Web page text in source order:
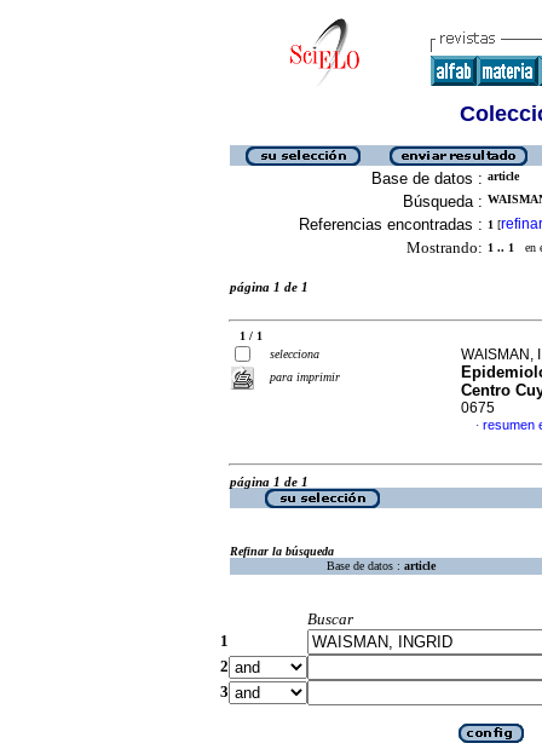
Base de datos : article
Búsqueda :
Referencias encontradas : 1 [refinar
Mostrando: 1 .. 1 en
página 1 de 1
1 / 1
selecciona
para imprimir
WAISMAN,
Centro
0675
· resumen
página 1 de 1
Refinar la búsqueda
Base de datos : article
Buscar
1
2
3